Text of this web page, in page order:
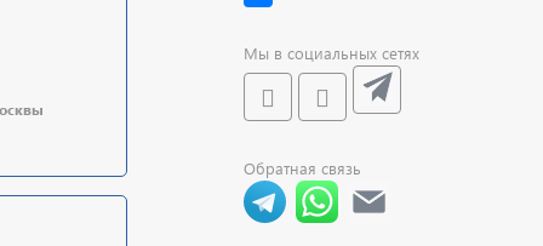
Мы в социальных сетях
Обратная связь